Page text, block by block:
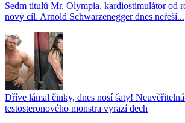
Sedm titulů Mr. Olympia, kardiostimulátor od
nový cíl. Arnold Schwarzenegger dnes neřeší...
Dříve lámal činky, dnes nosí šaty!
testosteronového monstra vyrazí dech